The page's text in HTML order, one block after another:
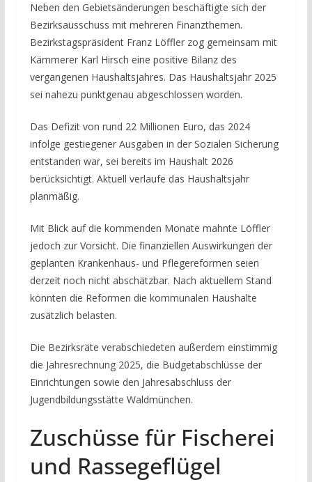
Neben den Gebietsänderungen beschäftigte sich der
Bezirksausschuss mit mehreren Finanzthemen.
Bezirkstagspräsident Franz Löffler zog gemeinsam mit
Kämmerer Karl Hirsch eine positive Bilanz des
vergangenen Haushaltsjahres. Das Haushaltsjahr 2025
sei nahezu punktgenau abgeschlossen worden.
Das Defizit von rund 22 Millionen Euro, das 2024
infolge gestiegener Ausgaben in der Sozialen Sicherung
entstanden war, sei bereits im Haushalt 2026
berücksichtigt. Aktuell verlaufe das Haushaltsjahr
planmäßig.
Mit Blick auf die kommenden Monate mahnte Löffler
jedoch zur Vorsicht. Die finanziellen Auswirkungen der
geplanten Krankenhaus- und Pflegereformen seien
derzeit noch nicht abschätzbar. Nach aktuellem Stand
könnten die Reformen die kommunalen Haushalte
zusätzlich belasten.
Die Bezirksräte verabschiedeten außerdem einstimmig
die Jahresrechnung 2025, die Budgetabschlüsse der
Einrichtungen sowie den Jahresabschluss der
Jugendbildungsstätte Waldmünchen.
Zuschüsse für Fischerei
und Rassegeflügel